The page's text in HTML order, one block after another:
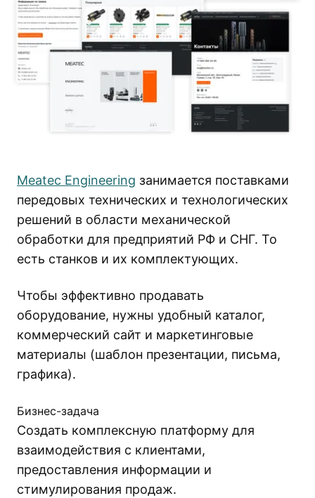
Meatec Engineering занимается поставками
передовых технических и технологических
решений в области механической
обработки для предприятий РФ и СНГ. То
есть станков и их комплектующих.
Чтобы эффективно продавать
оборудование, нужны удобный каталог,
коммерческий сайт и маркетинговые
материалы (шаблон презентации, письма,
графика).
Бизнес-задача
Создать комплексную платформу для
взаимодействия с клиентами,
предоставления информации и
стимулирования продаж.